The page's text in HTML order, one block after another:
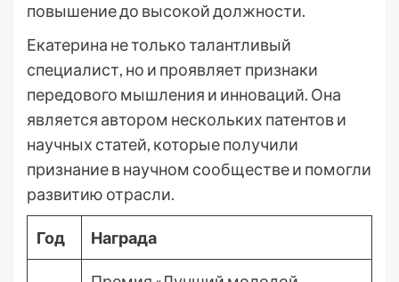
повышение до высокой должности.
Екатерина не только талантливый
специалист, но и проявляет признаки
передового мышления и инноваций. Она
является автором нескольких патентов и
научных статей, которые получили
признание в научном сообществе и помогли
развитию отрасли.
Год Награда